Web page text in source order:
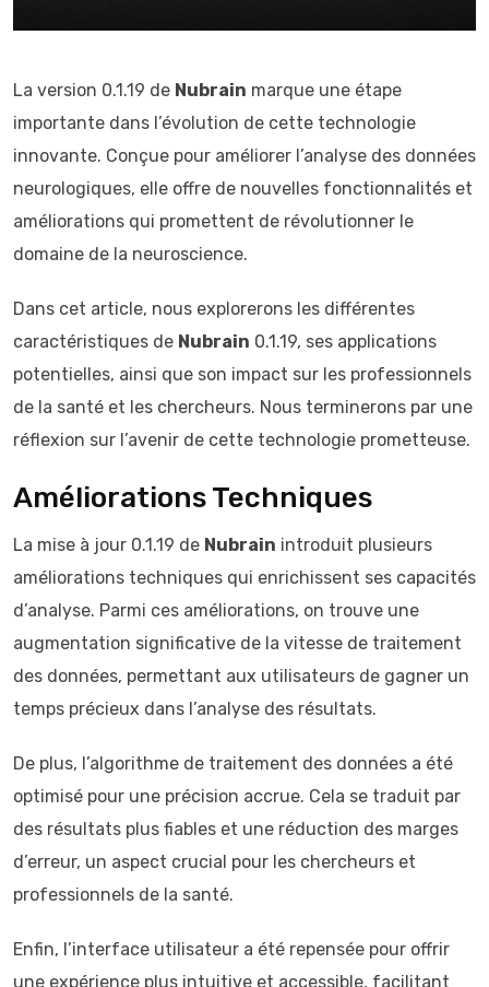
La version 0.1.19 de Nubrain marque une étape
importante dans l’évolution de cette technologie
innovante. Conçue pour améliorer l’analyse des données
neurologiques, elle offre de nouvelles fonctionnalités et
améliorations qui promettent de révolutionner le
domaine de la neuroscience.
Dans cet article, nous explorerons les différentes
caractéristiques de Nubrain 0.1.19, ses applications
potentielles, ainsi que son impact sur les professionnels
de la santé et les chercheurs. Nous terminerons par une
réflexion sur l’avenir de cette technologie prometteuse.
Améliorations Techniques
La mise à jour 0.1.19 de Nubrain introduit plusieurs
améliorations techniques qui enrichissent ses capacités
d’analyse. Parmi ces améliorations, on trouve une
augmentation significative de la vitesse de traitement
des données, permettant aux utilisateurs de gagner un
temps précieux dans l’analyse des résultats.
De plus, l’algorithme de traitement des données a été
optimisé pour une précision accrue. Cela se traduit par
des résultats plus fiables et une réduction des marges
d’erreur, un aspect crucial pour les chercheurs et
professionnels de la santé.
Enfin, l’interface utilisateur a été repensée pour offrir
une expérience plus intuitive et accessible, facilitant